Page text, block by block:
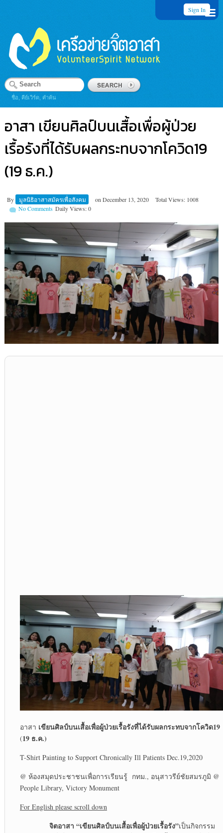
Sign In
ชื่อ, คีย์เวิร์ด, คำค้น
อาสา เขียนศิลป์บนเสื้อเพื่อผู้ป่วย
เรื้อรังที่ได้รับผลกระทบจากโควิด19
(19 ธ.ค.)
By มูลนิธิอาสาสมัครเพื่อสังคม on December 13, 2020
Total Views: 1008
Daily Views: 0
No Comments
อาสา เขียนศิลป์บนเสื้อเพื่อผู้ป่วยเรื้อรังที่ได้รับผลกระทบจากโควิด19
(19 ธ.ค.)
T-Shirt Painting to Support Chronically Ill Patients Dec.19,2020
@ ห้องสมุดประชาชนเพื่อการเรียนรู้ กทม., อนุสาวรีย์ชัยสมรภูมิ @
People Library, Victory Monument
For English please scroll down
จิตอาสา “เขียนศิลป์บนเสื้อเพื่อผู้ป่วยเรื้อรัง”เป็นกิจกรรม